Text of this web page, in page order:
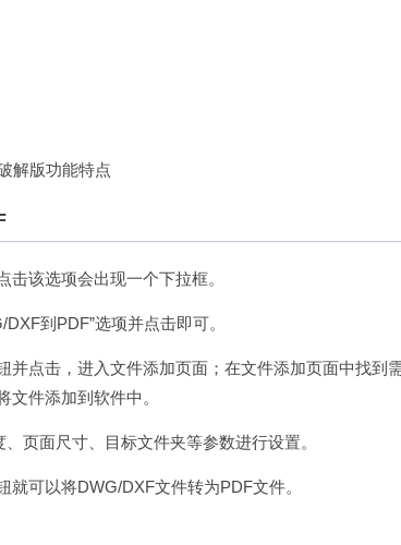
击该选项会出现一个下拉框。
到PDF”选项并点击即可。
并点击，进入文件添加页面；在文件添加页面中找到
文件添加到软件中。
页面尺寸、目标文件夹等参数进行设置。
可以将DWG/DXF文件转为PDF文件。